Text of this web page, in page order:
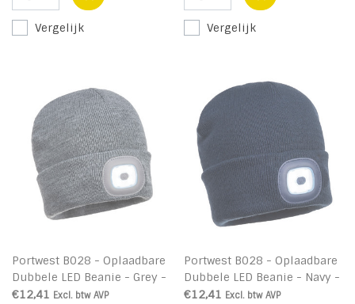
Vergelijk Vergelijk
Portwest B028 - Oplaadbare
Dubbele LED Beanie - Grey -
R
€12,41 Excl. btw AVP
Portwest B028 - Oplaadbare
Dubbele LED Beanie - Navy -
R
€12,41 Excl. btw AVP